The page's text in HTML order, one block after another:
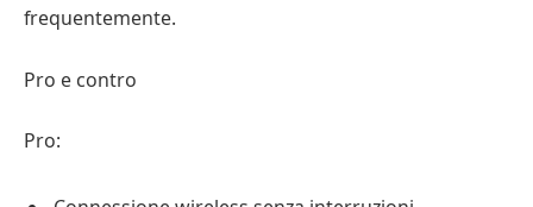
frequentemente.
Pro e contro
Pro: